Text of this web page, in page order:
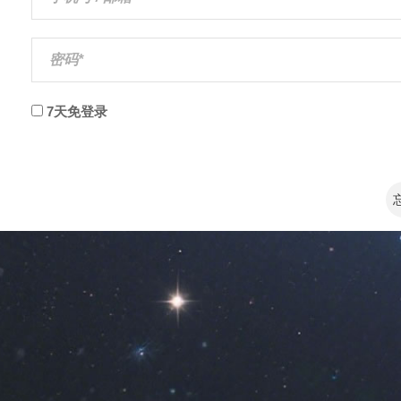
7天免登录